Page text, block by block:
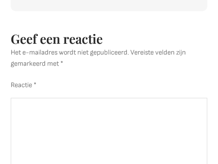
Geef een reactie
Het e-mailadres wordt niet gepubliceerd. Vereiste velden zijn
gemarkeerd met *
Reactie *